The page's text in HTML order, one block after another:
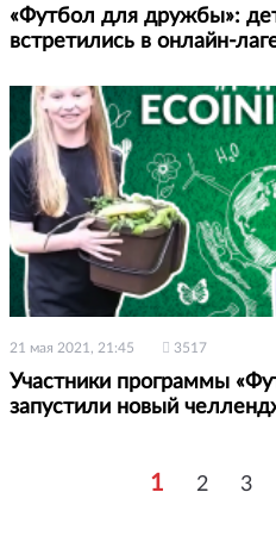
«Футбол для дружбы»:
встретились в онлайн-
21 мая 2021, 21:45 3517
Участники программы
запустили новый
1 2 3